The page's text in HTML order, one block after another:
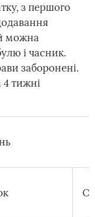
з першого
можна
і часник.
заборонені.
4 тижні